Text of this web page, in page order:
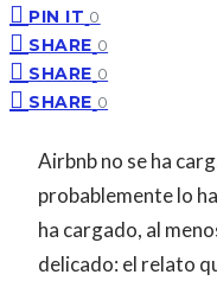
PIN IT 0
SHARE 0
SHARE 0
SHARE 0
Airbnb no se ha
probablemente lo
ha cargado, al
delicado: el relato